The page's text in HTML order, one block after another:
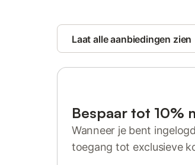
Laat alle aanbiedingen zien
Bespaar tot 10%
Wanneer je bent
toegang tot exclusieve